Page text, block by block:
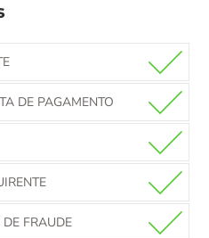
DE PAGAMENTO
FRAUDE